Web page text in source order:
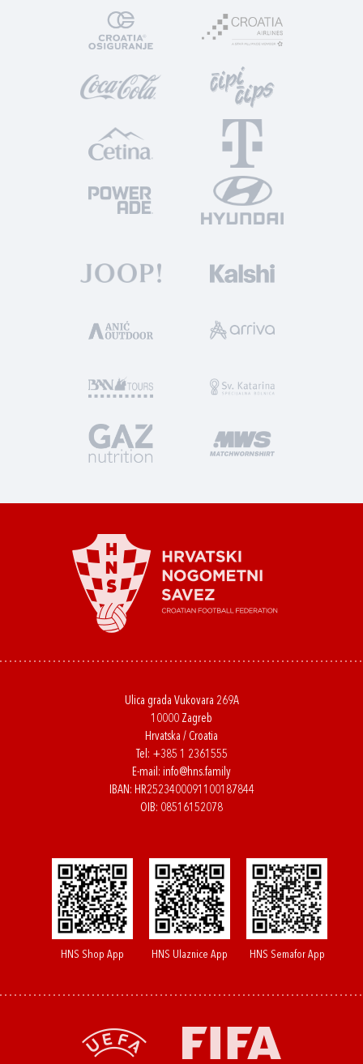
Ulica grada Vukovara 269A
10000 Zagreb
Hrvatska / Croatia
Tel: +385 1 2361555
E-mail: info@hns.family
IBAN: HR2523400091100187844
OIB: 08516152078
HNS Shop App HNS Ulaznice App HNS Semafor App